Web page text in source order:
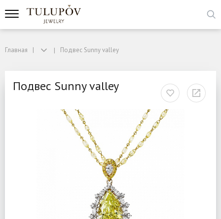
Главная Подвес Sunny valley
Подвес Sunny valley